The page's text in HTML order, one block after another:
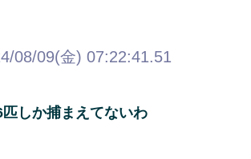
08/09(金) 07:22:41.51
しか捕まえてないわ